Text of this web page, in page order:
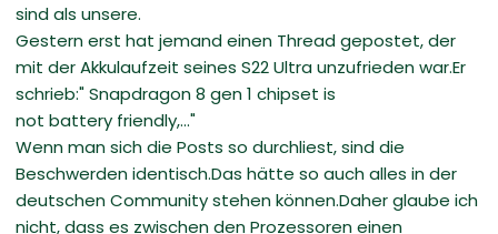
sind als unsere.
Gestern erst hat jemand einen Thread gepostet, der
mit der Akkulaufzeit seines S22 Ultra unzufrieden war.Er
schrieb:" Snapdragon 8 gen 1 chipset is
not battery friendly,..."
Wenn man sich die Posts so durchliest, sind die
Beschwerden identisch.Das hätte so auch alles in der
deutschen Community stehen können.Daher glaube ich
nicht, dass es zwischen den Prozessoren einen